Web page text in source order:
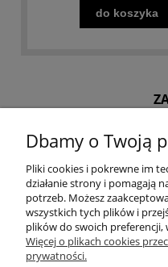
do koszyka
KILKA
Dbamy o Twoją
Pliki cookies i pokrewne im
działanie strony i pomagają
potrzeb. Możesz
wszystkich tych plików i
plików do swoich
Więcej o plikach cookies
prywatności.